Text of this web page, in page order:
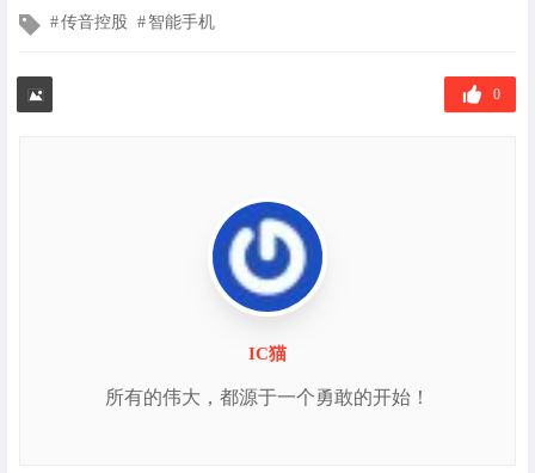
文
签
传音控股 智能手机
0
IC猫
所有的伟大，都源于一个勇敢的开始！